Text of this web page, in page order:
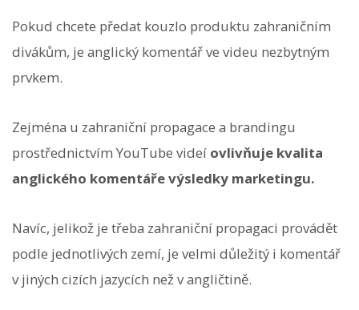
Pokud chcete předat kouzlo produktu zahraničním
divákům, je anglický komentář ve videu nezbytným
prvkem.
Zejména u zahraniční propagace a brandingu
prostřednictvím YouTube videí ovlivňuje kvalita
anglického komentáře výsledky marketingu.
Navíc, jelikož je třeba zahraniční propagaci provádět
podle jednotlivých zemí, je velmi důležitý i komentář
v jiných cizích jazycích než v angličtině.